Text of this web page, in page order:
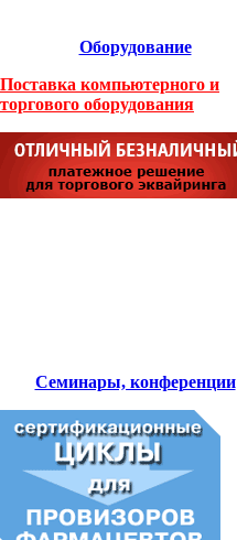
Оборудование
Поставка компьютерного и
торгового оборудования
Семинары, конференции